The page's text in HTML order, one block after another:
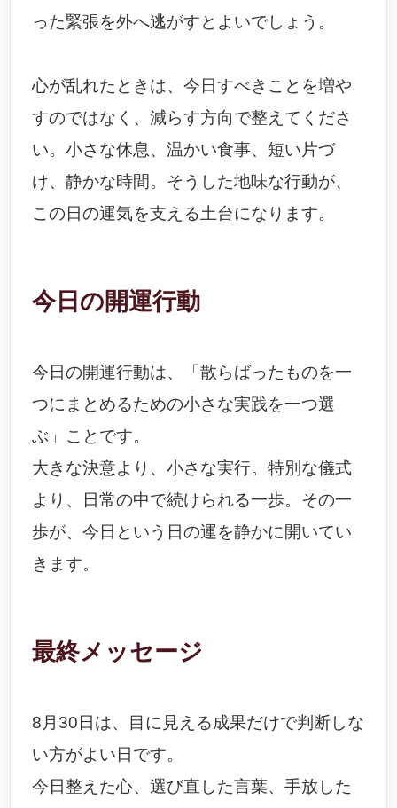
った緊張を外へ逃がすとよいでしょう。
心が乱れたときは、今日すべきことを増や
すのではなく、減らす方向で整えてくださ
い。小さな休息、温かい食事、短い片づ
け、静かな時間。そうした地味な行動が、
この日の運気を支える土台になります。
今日の開運行動
今日の開運行動は、「散らばったものを一
つにまとめるための小さな実践を一つ選
ぶ」ことです。
大きな決意より、小さな実行。特別な儀式
より、日常の中で続けられる一歩。その一
歩が、今日という日の運を静かに開いてい
きます。
最終メッセージ
8月30日は、目に見える成果だけで判断しな
い方がよい日です。
今日整えた心、選び直した言葉、手放した